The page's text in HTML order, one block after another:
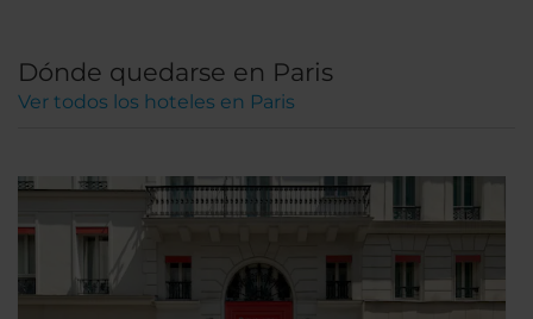
Dónde quedarse en Paris
Ver todos los hoteles en Paris